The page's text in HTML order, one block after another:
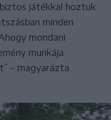
játékkal hoztuk
minden
mondani
munkája
– magyarázta